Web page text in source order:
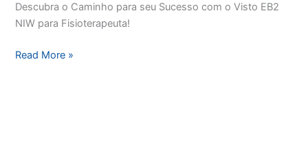
Descubra o Caminho para seu Sucesso com o Visto EB2
NIW para Fisioterapeuta!
Read More »